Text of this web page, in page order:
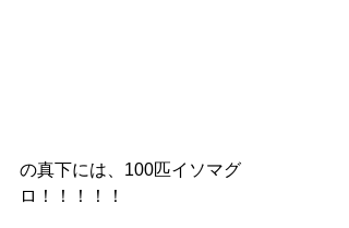
の真下には、100匹イソマグ
ロ！！！！！